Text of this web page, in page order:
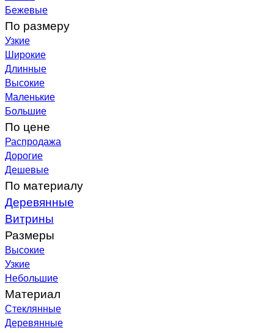
Бежевые
По размеру
Узкие
Широкие
Длинные
Высокие
Маленькие
Большие
По цене
Распродажа
Дорогие
Дешевые
По материалу
Деревянные
Витрины
Размеры
Высокие
Узкие
Небольшие
Материал
Стеклянные
Деревянные